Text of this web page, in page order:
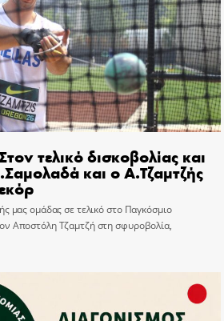
τελικό δισκοβολίας και
και ο Α.Τζαμτζής
μας ομάδας σε τελικό στο Παγκόσμιο
Αποστόλη Τζαμτζή στη σφυροβολία,